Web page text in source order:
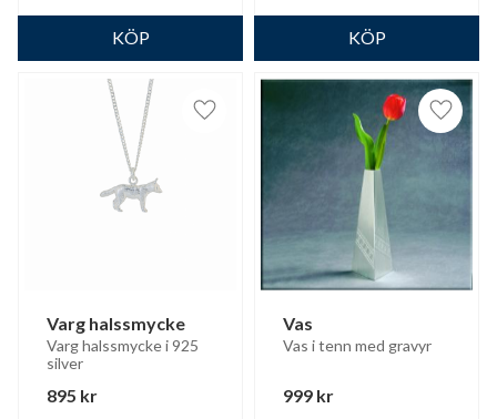
Varg halssmycke
Varg halssmycke i 925
silver
895 kr
Lägg till i favoriter
Vas
Vas i tenn med gravyr
999 kr
Lägg